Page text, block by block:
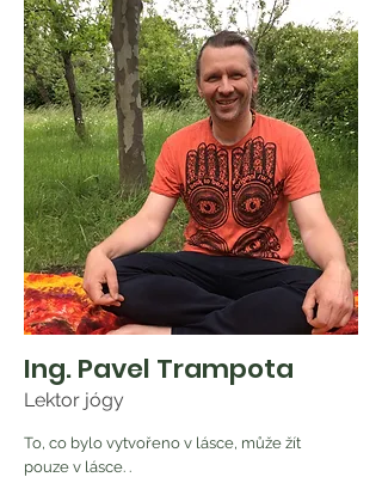
Ing. Pavel Trampota
Lektor jógy
To, co bylo vytvořeno v lásce, může žít
pouze v lásce. .